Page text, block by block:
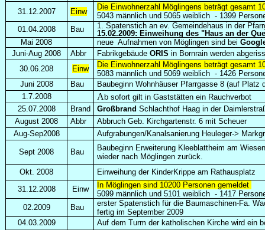
31.12.2007
Einw
Die Einwohnerzahl Möglingens beträgt gesamt
5043 männlich und 5065 weiblich - 1399
01.04.2008
Bau
1. Spatenstich an ev. Gemeindehaus in der
15.02.2009: Einweihung des "Haus an der
Mai 2008
neue Aufnahmen von Möglingen sind bei
Juni-Aug 2008
Abbr Fabrikgebäude ORIS in Bornrain werden
30.06.208
Einw
Die Einwohnerzahl Möglingens beträgt gesamt
5083 männlich und 5069 weiblich - 1426
Juni 2008
Bau
Baubeginn Wohnhäuser Pfarrgasse 8 (auf Platz
1.7.2008
Ab sofort gilt in Gaststätten ein Rauchverbot
25.07.2008
Brand Großbrand Schlachthof Haag in der
August 2008
Abbr
Abbruch Geb. Kirchgartenstr. 6 mit Scheuer
Aug-Sep2008
Aufgrabungen/Kanalsanierung Heuleger->
Sept 2008 Bau
Baubeginn Erweiterung Kleeblattheim am
wieder nach Möglingen zurück.
Okt. 2008
Einweihung der KinderKrippe am Rathausplatz
31.12.2008
Einw
In Möglingen sind 10200 Personen gemeldet
5099 männlich und 5101 weiblich - 1417
02.2009
Bau
erster Spatenstich für die Baumaschinen-Fa.
fertig im September 2009
04.03.2009
Auf dem Turm der katholischen Kirche wird ein